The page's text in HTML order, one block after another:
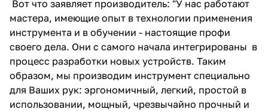
Вот что заявляет производитель: "У нас работают
мастера, имеющие опыт в технологии применения
инструмента и в обучении - настоящие профи
своего дела. Они с самого начала интегрированы в
процесс разработки новых устройств. Таким
образом, мы производим инструмент специально
для Ваших рук: эргономичный, легкий, простой в
использовании, мощный, чрезвычайно прочный и
Подробнее
об оплате Плайтом